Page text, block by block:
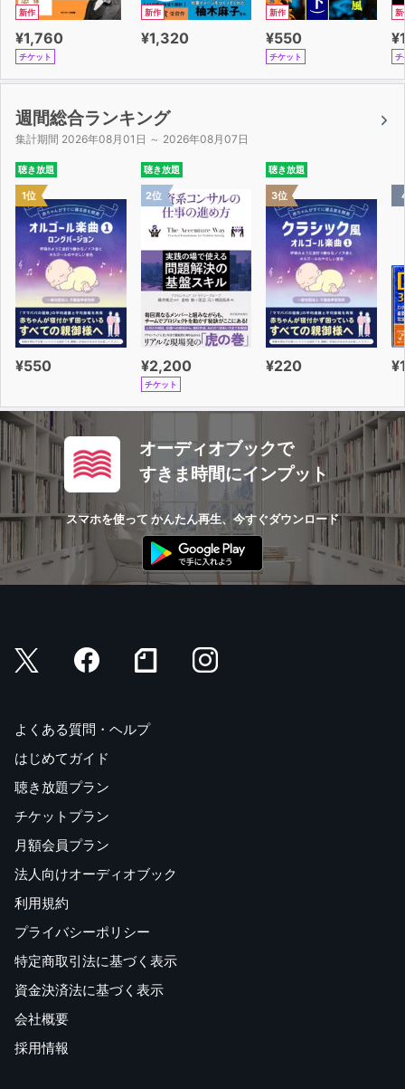
新作
¥1,760
チケット
新作
¥1,320
新作
¥550
チケット
新
チ
週間総合ランキング
集計期間 2026年08月01日 ～ 2026年08月07日
聴き放題
1位
¥550
聴き放題
2位
¥2,200
チケット
聴き放題
3位
¥220
オーディオブックで
すきま時間にインプット
スマホを使って かんたん再生、今すぐダウンロード
よくある質問・ヘルプ
はじめてガイド
聴き放題プラン
チケットプラン
月額会員プラン
法人向けオーディオブック
利用規約
プライバシーポリシー
特定商取引法に基づく表示
資金決済法に基づく表示
会社概要
採用情報